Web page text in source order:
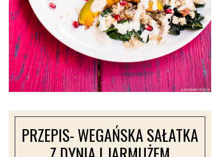
PRZEPIS- WEGAŃSKA SAŁATKA